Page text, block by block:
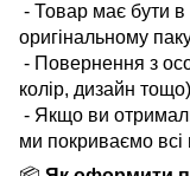
- Товар має бути
оригінальному
- Повернення з
колір, дизайн
- Якщо ви
ми покриваємо